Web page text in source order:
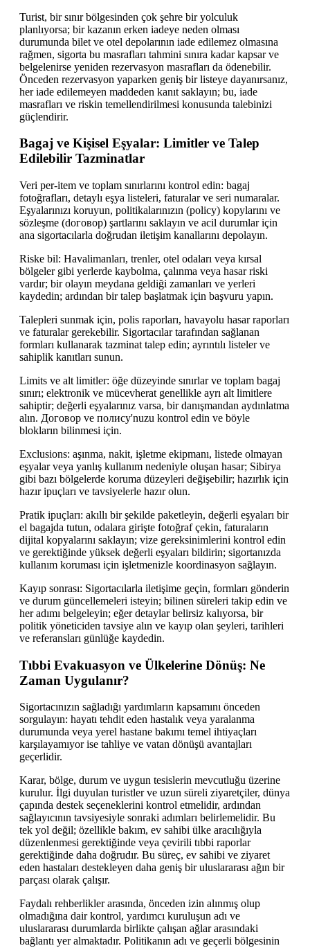
Turist, bir sınır bölgesinden çok şehre bir yolculuk
planlıyorsa; bir kazanın erken iadeye neden olması
durumunda bilet ve otel depolarının iade edilemez olmasına
rağmen, sigorta bu masrafları tahmini sınıra kadar kapsar ve
belgelenirse yeniden rezervasyon masrafları da ödenebilir.
Önceden rezervasyon yaparken geniş bir listeye dayanırsanız,
her iade edilemeyen maddeden kanıt saklayın; bu, iade
masrafları ve riskin temellendirilmesi konusunda talebinizi
güçlendirir.
Bagaj ve Kişisel Eşyalar: Limitler ve Talep
Edilebilir Tazminatlar
Veri per-item ve toplam sınırlarını kontrol edin: bagaj
fotoğrafları, detaylı eşya listeleri, faturalar ve seri numaralar.
Eşyalarınızı koruyun, politikalarınızın (policy) kopylarını ve
sözleşme (dоговор) şartlarını saklayın ve acil durumlar için
ana sigortacılarla doğrudan iletişim kanallarını depolayın.
Riske bil: Havalimanları, trenler, otel odaları veya kırsal
bölgeler gibi yerlerde kaybolma, çalınma veya hasar riski
vardır; bir olayın meydana geldiği zamanları ve yerleri
kaydedin; ardından bir talep başlatmak için başvuru yapın.
Talepleri sunmak için, polis raporları, havayolu hasar raporları
ve faturalar gerekebilir. Sigortacılar tarafından sağlanan
formları kullanarak tazminat talep edin; ayrıntılı listeler ve
sahiplik kanıtları sunun.
Limits ve alt limitler: öğe düzeyinde sınırlar ve toplam bagaj
sınırı; elektronik ve mücevherat genellikle ayrı alt limitlere
sahiptir; değerli eşyalarınız varsa, bir danışmandan aydınlatma
alın. Договор ve полису'nuzu kontrol edin ve böyle
blokların bilinmesi için.
Exclusions: aşınma, nakit, işletme ekipmanı, listede olmayan
eşyalar veya yanlış kullanım nedeniyle oluşan hasar; Sibirya
gibi bazı bölgelerde koruma düzeyleri değişebilir; hazırlık için
hazır ipuçları ve tavsiyelerle hazır olun.
Pratik ipuçları: akıllı bir şekilde paketleyin, değerli eşyaları bir
el bagajda tutun, odalara girişte fotoğraf çekin, faturaların
dijital kopyalarını saklayın; vize gereksinimlerini kontrol edin
ve gerektiğinde yüksek değerli eşyaları bildirin; sigortanızda
kullanım koruması için işletmenizle koordinasyon sağlayın.
Kayıp sonrası: Sigortacılarla iletişime geçin, formları gönderin
ve durum güncellemeleri isteyin; bilinen süreleri takip edin ve
her adımı belgeleyin; eğer detaylar belirsiz kalıyorsa, bir
politik yöneticiden tavsiye alın ve kayıp olan şeyleri, tarihleri
ve referansları günlüğe kaydedin.
Tıbbi Evakuasyon ve Ülkelerine Dönüş: Ne
Zaman Uygulanır?
Sigortacınızın sağladığı yardımların kapsamını önceden
sorgulayın: hayatı tehdit eden hastalık veya yaralanma
durumunda veya yerel hastane bakımı temel ihtiyaçları
karşılayamıyor ise tahliye ve vatan dönüşü avantajları
geçerlidir.
Karar, bölge, durum ve uygun tesislerin mevcutluğu üzerine
kurulur. İlgi duyulan turistler ve uzun süreli ziyaretçiler, dünya
çapında destek seçeneklerini kontrol etmelidir, ardından
sağlayıcının tavsiyesiyle sonraki adımları belirlemelidir. Bu
tek yol değil; özellikle bakım, ev sahibi ülke aracılığıyla
düzenlenmesi gerektiğinde veya çevirili tıbbi raporlar
gerektiğinde daha doğrudır. Bu süreç, ev sahibi ve ziyaret
eden hastaları destekleyen daha geniş bir uluslararası ağın bir
parçası olarak çalışır.
Faydalı rehberlikler arasında, önceden izin alınmış olup
olmadığına dair kontrol, yardımcı kuruluşun adı ve
uluslararası durumlarda birlikte çalışan ağlar arasındaki
bağlantı yer almaktadır. Politikanın adı ve geçerli bölgesinin